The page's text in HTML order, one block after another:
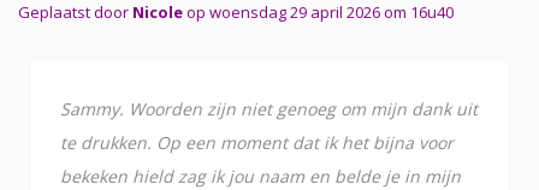
Geplaatst door Nicoleop woensdag 29 april 2026 om 16u40
Sammy. Woorden zijn niet genoeg om mijn dank uit
te drukken. Op een moment dat ik het bijna voor
bekeken hield zag ik jou naam en belde je in mijn